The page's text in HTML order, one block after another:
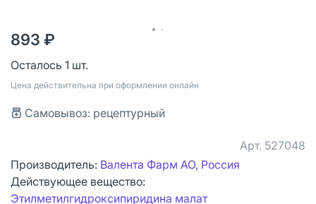
893 ₽
Осталось 1 шт.
Цена действительна при оформлении онлайн
Самовывоз: рецептурный
Арт. 527048
Производитель: Валента Фарм АО, Россия
Действующее вещество:
Этилметилгидроксипиридина малат